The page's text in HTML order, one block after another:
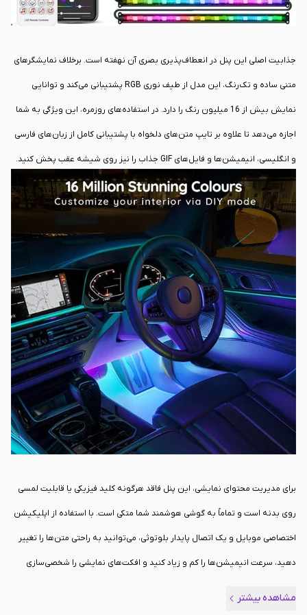
جذابیت اصلی این پنل در انعطاف‌پذیری بصری آن نهفته است. برخلاف نمایشگرهای
متنی ساده و تک‌رنگ، این مدل از طیف نوری RGB پشتیبانی می‌کند و توانایی
نمایش بیش از 16 میلیون رنگ را دارد. در استفاده‌های روزمره، این ویژگی به شما
اجازه می‌دهد تا علاوه بر تایپ متن‌های دلخواه با پشتیبانی کامل از زبان‌های فارسی
و انگلیسی، انیمیشن‌ها و فایل‌های GIF جذاب را نیز روی شیشه عقب پخش کنید.
این تنوع رنگی و گرافیکی به شما کمک می‌کند تانورپردازیتزئینی ماشین را دقیقاً با
اتمسفر کابین یا سلیقه شخصی خود هماهنگ کنید و جلوه‌ای بسیار مدرن به
خودرو ببخشید.
در زمینه نصب و استفاده، سازنده رویکردی کاملاً ساده و کاربردی را در پیش گرفته
است. این پنل به کمک مکنده‌های پلاستیکی قدرتمند به راحتی روی سطح داخلی
شیشه عقب نصب می‌شود و نیازی به چسب‌کاری یا تغییر در تریم ماشین ندارد.
تامین انرژی دستگاه نیز از طریق یک کابل استاندارد USB انجام می‌شود که با تمام
شارژرهای فندکی و پورت‌های فابریک خودرو سازگاری کامل دارد. نکته‌ی بسیار مهم
در طراحی این اکسسوری تزئینی، حفظ ایمنی است؛ ابعاد و نحوه قرارگیری پنل به
گونه‌ای محاسبه شده که هیچ‌گونه مزاحمتی در دید راننده از طریق آینه وسط ایجاد
نمی‌کند.
برای مدیریت محتوای نمایشی، این پنل فاقد هرگونه کلید فیزیکی یا قابلیت لمسی
روی بدنه است و تماماً به گوشی هوشمند شما متکی است. با استفاده از اپلیکیشن
اختصاصی موبایل و یک اتصال پایدار بلوتوثی، می‌توانید به راحتی متن‌ها را تغییر
دهید، سرعت انیمیشن‌ها را کم و زیاد کنید و افکت‌های نمایشی را شخصی‌سازی
مشاهده بیشتر